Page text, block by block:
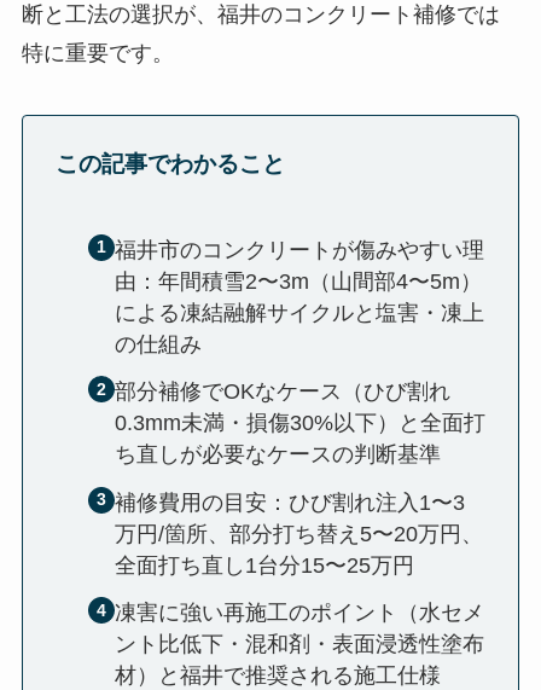
断と工法の選択が、福井のコンクリート補修では
特に重要です。
この記事でわかること
福井市のコンクリートが傷みやすい理
由：年間積雪2〜3m（山間部4〜5m）
による凍結融解サイクルと塩害・凍上
の仕組み
部分補修でOKなケース（ひび割れ
0.3mm未満・損傷30%以下）と全面打
ち直しが必要なケースの判断基準
補修費用の目安：ひび割れ注入1〜3
万円/箇所、部分打ち替え5〜20万円、
全面打ち直し1台分15〜25万円
凍害に強い再施工のポイント（水セメ
ント比低下・混和剤・表面浸透性塗布
材）と福井で推奨される施工仕様